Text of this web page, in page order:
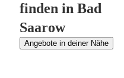
finden in Bad
Saarow
Angebote in deiner Nähe